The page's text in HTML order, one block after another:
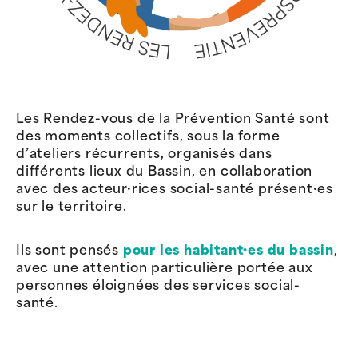
Les Rendez-vous de la Prévention Santé sont
des moments collectifs, sous la forme
d’ateliers récurrents, organisés dans
différents lieux du Bassin, en collaboration
avec des acteur·rices social-santé présent·es
sur le territoire.
Ils sont pensés pour les habitant·es du bassin,
avec une attention particulière portée aux
personnes éloignées des services social-
santé.